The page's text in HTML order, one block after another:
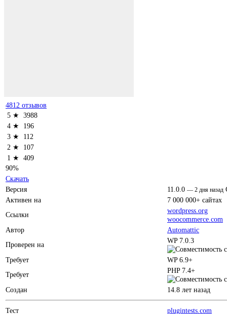
4812 отзывов
5 ★ 3988
4 ★
196
3 ★
112
2 ★
107
1 ★ 409
90%
Скачать
Версия
11.0.0 — 2 дня назад
Активен на
7 000 000+ сайтах
Ссылки
wordpress.org
woocommerce.com
Автор
Automattic
Проверен на
WP 7.0.3
Требует
WP 6.9+
Требует
PHP 7.4+
Создан 14.8 лет назад
Тест
plugintests.com